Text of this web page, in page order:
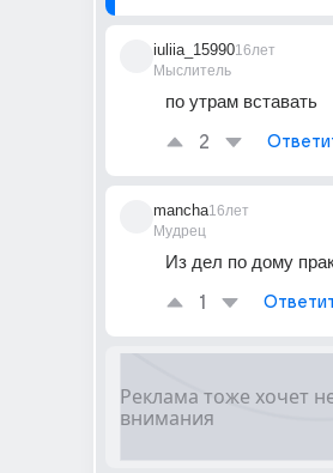
iuliia_15990
Мыслитель
16лет
по утрам вставать
2
mancha
Мудрец
16лет
Из дел по дому
1